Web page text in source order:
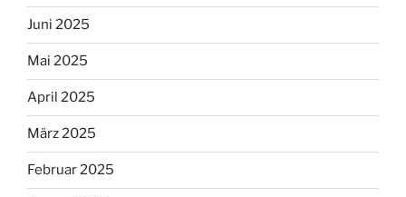
Juni 2025
Mai 2025
April 2025
März 2025
Februar 2025